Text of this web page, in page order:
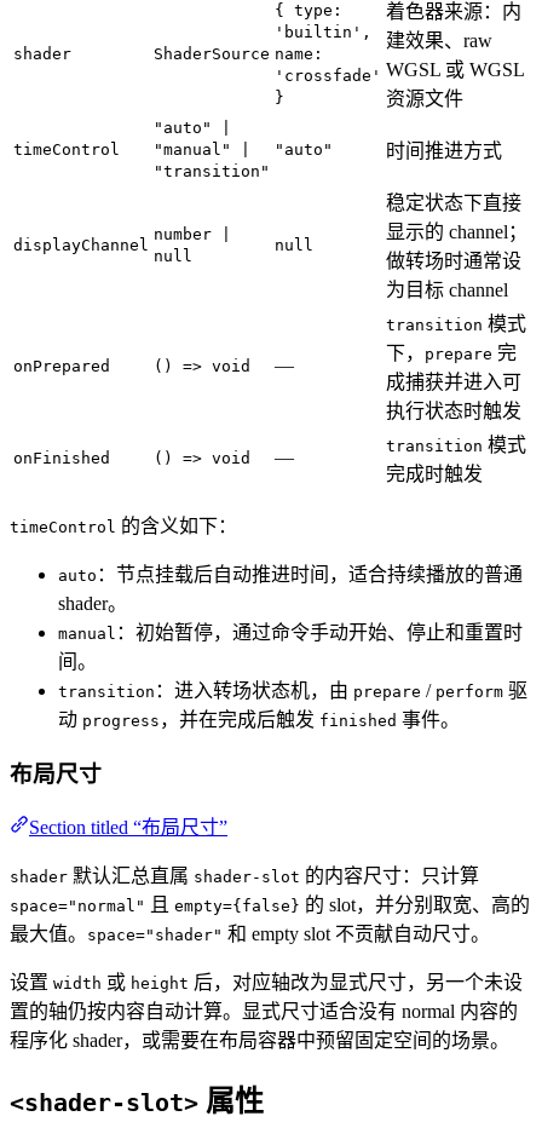
shader ShaderSource
{ type:
'builtin',
name:
'crossfade'
}
着色器来源：内
建效果、raw
WGSL 或 WGSL
资源文件
timeControl
"auto" |
"manual" |
"transition"
"auto" 时间推进方式
displayChannel
number |
null
null
稳定状态下直接
显示的 channel；
做转场时通常设
为目标 channel
onPrepared () => void —
transition 模式
下，
prepare 完
成捕获并进入可
执行状态时触发
onFinished () => void —
transition 模式
完成时触发
timeControl 的含义如下：
auto ：节点挂载后自动推进时间，适合持续播放的普通
shader。
manual ：初始暂停，通过命令手动开始、停止和重置时
间。
transition ：进入转场状态机，由 prepare / perform 驱
动 progress ，并在完成后触发 finished 事件。
布局尺寸
Section titled “布局尺寸”
shader 默认汇总直属 shader-slot 的内容尺寸：只计算
space="normal" 且 empty={false} 的 slot，并分别取宽、高的
最大值。
space="shader" 和 empty slot 不贡献自动尺寸。
设置 width 或 height 后，对应轴改为显式尺寸，另一个未设
置的轴仍按内容自动计算。显式尺寸适合没有 normal 内容的
程序化 shader，或需要在布局容器中预留固定空间的场景。
<shader-slot> 属性